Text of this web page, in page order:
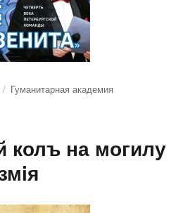
Метки
Гуманитарная академия
колъ на могилу